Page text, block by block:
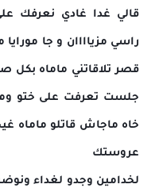
قالي غدا غادي نعرفك
راسي مزياااان و جا مورايا
قصر تلاقاتني ماماه بكل
جلست تعرفت على ختو
خاه ماجاش قاتلو ماماه
عروستك
لخدامين وجدو لغداء